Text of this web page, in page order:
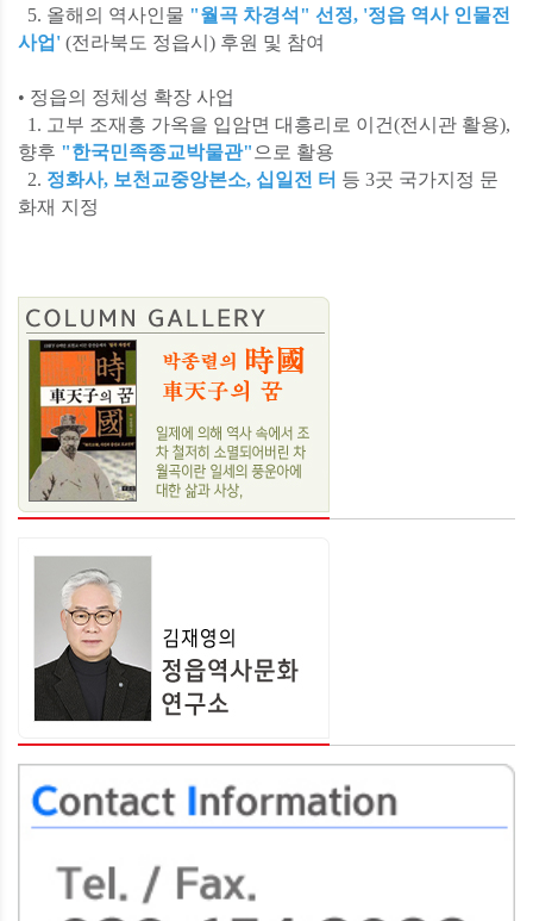
5. 올해의 역사인물 "월곡 차경석" 선정, '정읍 역사 인물전
사업' (전라북도 정읍시) 후원 및 참여
• 정읍의 정체성 확장 사업
1. 고부 조재흥 가옥을 입암면 대흥리로 이건(전시관 활용),
향후 "한국민족종교박물관" 으로 활용
2. 정화사, 보천교중앙본소, 십일전 터 등 3곳 국가지정 문
화재 지정